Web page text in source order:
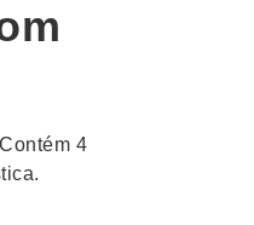
Bolsas
4